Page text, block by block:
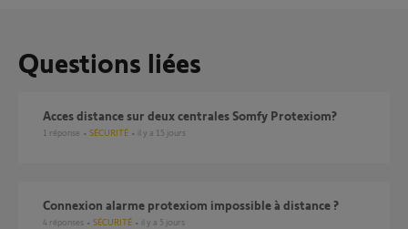
Questions liées
Acces distance sur deux centrales Somfy Protexiom?
1 réponse SÉCURITÉ il y a 15 jours
Connexion alarme protexiom impossible à distance ?
4 réponses SÉCURITÉ il y a 5 jours